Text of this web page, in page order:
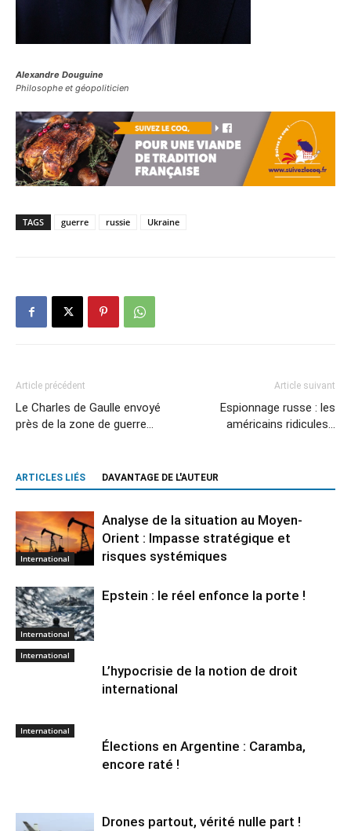
Alexandre Douguine
Philosophe et géopoliticien
TAGS guerre russie Ukraine
Article précédent
Le Charles de Gaulle envoyé
près de la zone de guerre…
Article suivant
Espionnage russe : les
américains ridicules…
ARTICLES LIÉS DAVANTAGE DE L'AUTEUR
International
Analyse de la situation au Moyen-
Orient : Impasse stratégique et
risques systémiques
International
Epstein : le réel enfonce la porte !
International
L’hypocrisie de la notion de droit
international
International
Élections en Argentine : Caramba,
encore raté !
Drones partout, vérité nulle part !